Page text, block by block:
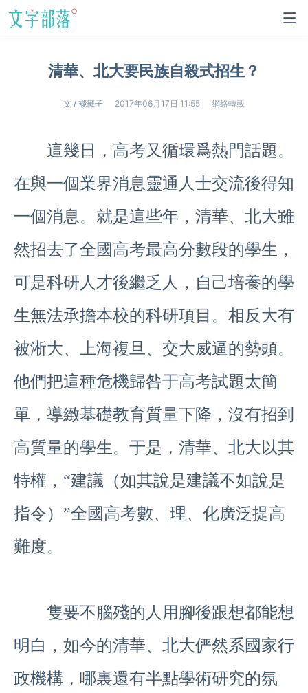
清華、北大要民族自殺式招生？
文 / 褦襶子 2017年06月17日 11:55 網絡轉載
這幾日，高考又循環爲熱門話題。
在與一個業界消息靈通人士交流後得知
一個消息。就是這些年，清華、北大雖
然招去了全國高考最高分數段的學生，
可是科研人才後繼乏人，自己培養的學
生無法承擔本校的科研項目。相反大有
被淅大、上海複旦、交大威逼的勢頭。
他們把這種危機歸咎于高考試題太簡
單，導緻基礎教育質量下降，沒有招到
高質量的學生。于是，清華、北大以其
特權，“建議（如其說是建議不如說是
指令）”全國高考數、理、化廣泛提高
難度。
隻要不腦殘的人用腳後跟想都能想
明白，如今的清華、北大俨然系國家行
政機構，哪裏還有半點學術研究的氛